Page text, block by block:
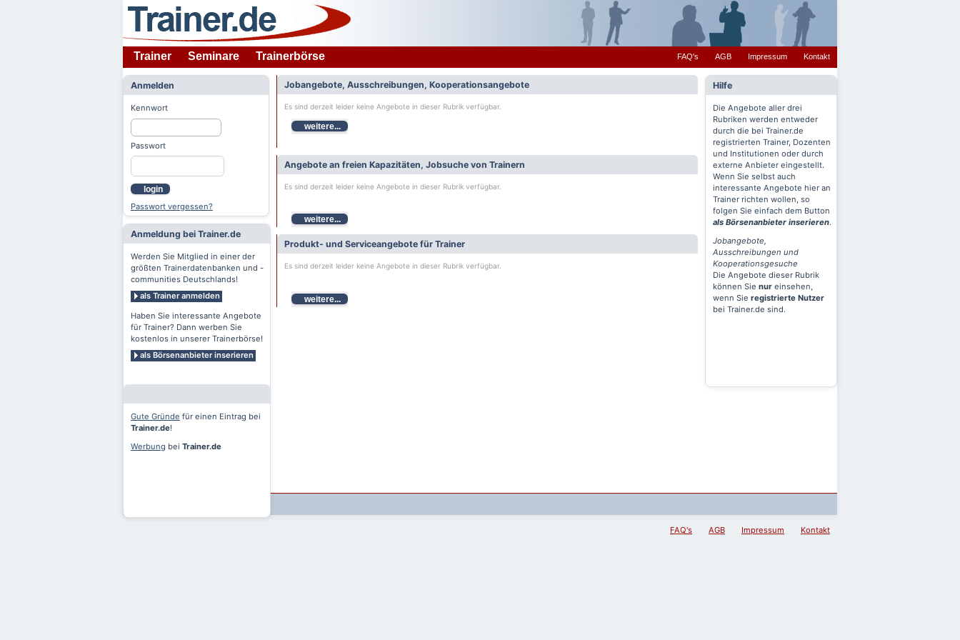
Trainer Seminare Trainerbörse FAQ's AGB Impressum Kontakt
Anmelden
Kennwort
Passwort
login
Passwort vergessen?
Anmeldung bei Trainer.de
Werden Sie Mitglied in einer der
größten Trainerdatenbanken und -
communities Deutschlands!
als Trainer anmelden
Haben Sie interessante Angebote
für Trainer? Dann werben Sie
kostenlos in unserer Trainerbörse!
als Börsenanbieter inserieren
Gute Gründe für einen Eintrag bei
Trainer.de!
Werbung bei Trainer.de
Hilfe
Die Angebote aller drei
Rubriken werden entweder
durch die bei Trainer.de
registrierten Trainer, Dozenten
und Institutionen oder durch
externe Anbieter eingestellt.
Wenn Sie selbst auch
interessante Angebote hier an
Trainer richten wollen, so
folgen Sie einfach dem Button
als Börsenanbieter inserieren.
Jobangebote,
Ausschreibungen und
Kooperationsgesuche
Die Angebote dieser Rubrik
können Sie nur einsehen,
wenn Sie registrierte Nutzer
bei Trainer.de sind.
Jobangebote, Ausschreibungen, Kooperationsangebote
Es sind derzeit leider keine Angebote in dieser Rubrik verfügbar.
weitere...
Angebote an freien Kapazitäten, Jobsuche von Trainern
Es sind derzeit leider keine Angebote in dieser Rubrik verfügbar.
weitere...
Produkt- und Serviceangebote für Trainer
Es sind derzeit leider keine Angebote in dieser Rubrik verfügbar.
weitere...
FAQ's AGB Impressum Kontakt